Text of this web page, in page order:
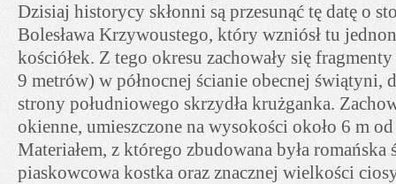
Dzisiaj historycy skłonni są przesunąć tę datę o
Bolesława Krzywoustego, który wzniósł tu
kościółek. Z tego okresu zachowały się
9 metrów) w północnej ścianie obecnej świątyni,
strony południowego skrzydła krużganka.
okienne, umieszczone na wysokości około 6 m
Materiałem, z którego zbudowana była romańska
piaskowcowa kostka oraz znacznej wielkości